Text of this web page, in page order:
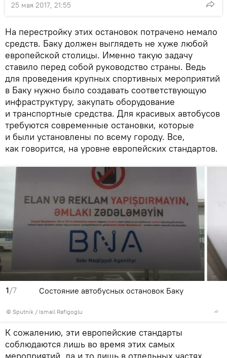
25 мая 2017, 21:55
На перестройку этих остановок потрачено немало
средств. Баку должен выглядеть не хуже любой
европейской столицы. Именно такую задачу
ставило перед собой руководство страны. Ведь
для проведения крупных спортивных мероприятий
в Баку нужно было создавать соответствующую
инфраструктуру, закупать оборудование
и транспортные средства. Для красивых автобусов
требуются современные остановки, которые
и были установлены по всему городу. Все,
как говорится, на уровне европейских стандартов.
1/7
© Sputnik / Ismail Rafigoglu
Состояние автобусных остановок Баку
К сожалению, эти европейские стандарты
соблюдаются лишь во время этих самых